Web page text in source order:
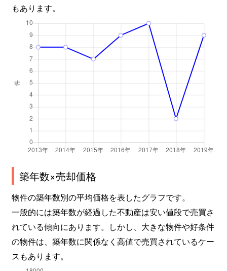
もあります。
築年数×売却価格
物件の築年数別の平均価格を表したグラフです。
一般的には築年数が経過した不動産は安い値段で売買さ
れている傾向にあります。しかし、大きな物件や好条件
の物件は、築年数に関係なく高値で売買されているケー
スもあります。